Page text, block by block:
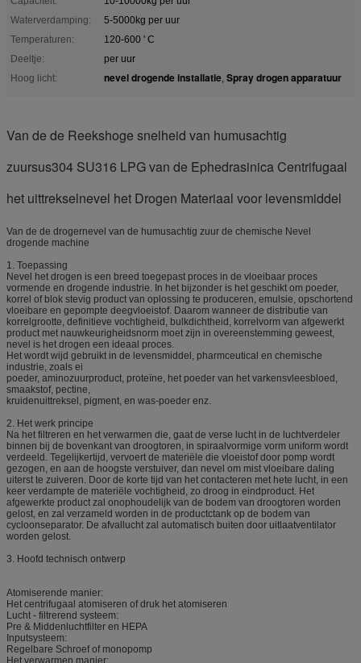
Waterverdamping:
5-5000kg per uur
Temperaturen:
120-600 ' C
Deeltje:
per uur
Hoog licht:
nevel drogende installatie, Spray drogen apparatuur
Van de de Reekshoge snelheid van humusachtig
zuursus304 SU316 LPG van de Ephedrasinica Centrifugaal
het uittrekselnevel het Drogen Materiaal voor levensmiddel
Van de de drogernevel van de humusachtig zuur de chemische Nevel
drogende machine
1. Toepassing
Nevel het drogen is een breed toegepast proces in de vloeibaar proces
vormende en drogende industrie. In het bijzonder is het geschikt om poeder,
korrel of blok stevig product van oplossing te produceren, emulsie, opschortend
vloeibare en gepompte deegvloeistof. Daarom wanneer de distributie van
korrelgrootte, definitieve vochtigheid, bulkdichtheid, korrelvorm van afgewerkt
product met nauwkeurigheidsnorm moet zijn in overeenstemming geweest,
nevel is het drogen een ideaal proces.
Het wordt wijd gebruikt in de levensmiddel, pharmceutical en chemische
industrie, zoals ei
poeder, aminozuurproduct, proteïne, het poeder van het varkensvleesbloed,
smaakstof, pectine,
kruidenuittreksel, pigment, en was-poeder enz.
2. Het werk principe
Na het filtreren en het verwarmen die, gaat de verse lucht in de luchtverdeler
binnen bij de bovenkant van droogtoren, in spiraalvormige vorm uniform wordt
verdeeld. Tegelijkertijd, vervoert de materiële die vloeistof door pomp wordt
gezogen, en aan de hoogste verstuiver, dan nevel om mist vloeibare daling
uiterst te zuiveren. Door de korte tijd van het contacteren met hete lucht, in een
keer verdampte de materiële vochtigheid, zo droog in eindproduct. Het
afgewerkte product zal onophoudelijk van de bodem van droogtoren worden
gelost, en zal verzameld worden in de productctank op de bodem van
cycloonseparator. De afvallucht zal automatisch buiten door uitlaatventilator
worden gelost.
3. Hoofd technisch ontwerp
Atomiserende manier:
Het centrifugaal atomiseren of druk het atomiseren
Lucht - filtrerend systeem:
Pre & Middenluchtfilter en HEPA
Inputsysteem:
Regelbare Schroef of monopomp
Het verwarmen manier: